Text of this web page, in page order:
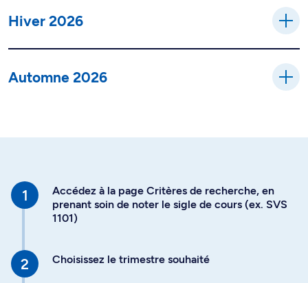
Hiver 2026
Automne 2026
Accédez à la page Critères de recherche, en
prenant soin de noter le sigle de cours (ex. SVS
1101)
Choisissez le trimestre souhaité